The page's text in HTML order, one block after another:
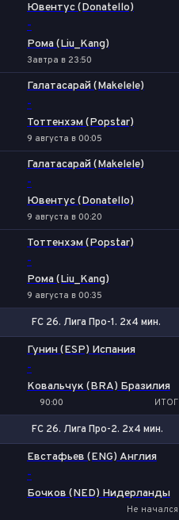
Ювентус (Donatello)
-
Рома (Liu_Kang)
Завтра в 23:50
Галатасарай (Makelele)
-
Тоттенхэм (Popstar)
9 августа в 00:05
Галатасарай (Makelele)
-
Ювентус (Donatello)
9 августа в 00:20
Тоттенхэм (Popstar)
-
Рома (Liu_Kang)
9 августа в 00:35
FC 26. Лига Про-1. 2x4 мин.
Гунин (ESP) Испания
-
Ковальчук (BRA) Бразилия
90:00 ИТОГ
FC 26. Лига Про-2. 2x4 мин.
Евстафьев (ENG) Англия
-
Бочков (NED) Нидерланды
Не начался